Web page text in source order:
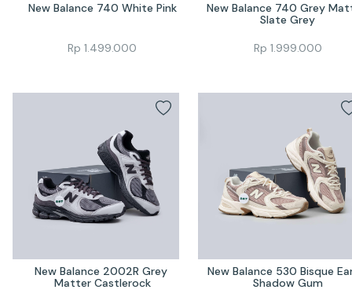
New Balance 740 White Pink
Rp 1.499.000
New Balance 740 Grey
Slate Grey
Rp 1.999.000
New Balance 2002R Grey
Matter Castlerock
New Balance 530 Bisque
Shadow Gum